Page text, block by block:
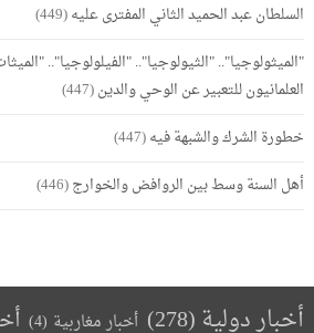
السلطان عبد الحميد الثاني المفترى عليه(449)
"الميثولوجيا".. "الثيولوجيا".. "الفيلولوجيا"..
العلمانيون للتعبير عن الوحي والدين(447)
خطورة الشرك والشبهة فيه(447)
أهل السنة وسط بين الروافض والخوارج(446)
أخبار دولية (278) أخبار مغاربية (4)